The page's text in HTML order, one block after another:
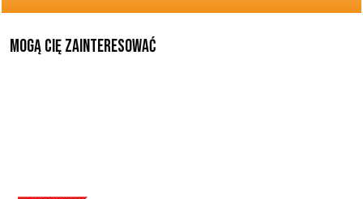
Mogą Cię zainteresować